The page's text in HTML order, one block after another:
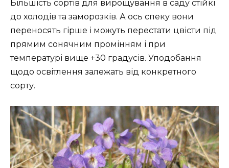
Більшість сортів для вирощування в саду стійкі
до холодів та заморозків. А ось спеку вони
переносять гірше і можуть перестати цвісти під
прямим сонячним промінням і при
температурі вище +30 градусів. Уподобання
щодо освітлення залежать від конкретного
сорту.